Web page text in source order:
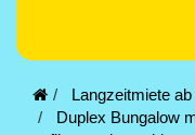
Langzeitmiete
Duplex Bungalow